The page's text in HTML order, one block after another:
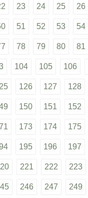
23 24 25 26
51 52 53 54
78 79 80 81
104 105 106
126 127 128
150 151 152
173 174 175
195 196 197
221 222 223
246 247 249